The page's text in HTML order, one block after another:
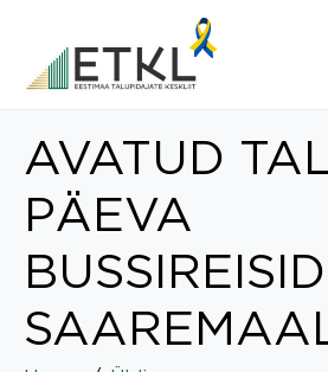
AVATUD
PÄEVA
BUSSIREISID